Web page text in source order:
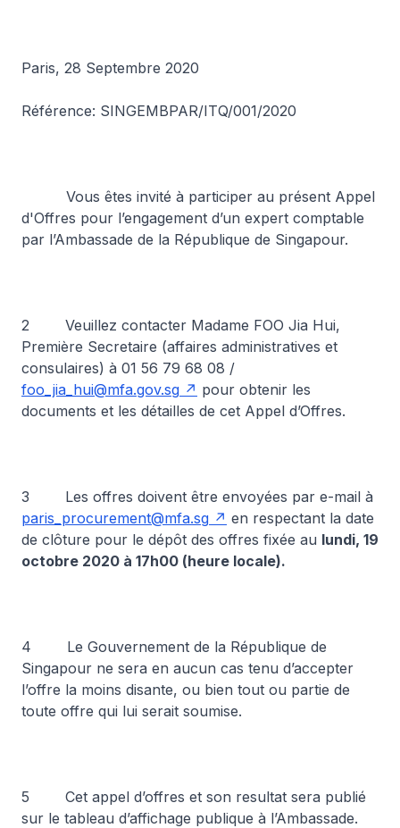
Paris, 28 Septembre 2020
Référence: SINGEMBPAR/ITQ/001/2020
Vous êtes invité à participer au présent Appel
d'Offres pour l’engagement d’un expert comptable
par l’Ambassade de la République de Singapour.
2 Veuillez contacter Madame FOO Jia Hui,
Première Secretaire (affaires administratives et
consulaires) à 01 56 79 68 08 /
foo_jia_hui@mfa.gov.sg
pour obtenir les
documents et les détailles de cet Appel d’Offres.
3 Les offres doivent être envoyées par e-mail à
paris_procurement@mfa.sg
en respectant la date
de clôture pour le dépôt des offres fixée au lundi, 19
octobre 2020 à 17h00 (heure locale).
4 Le Gouvernement de la République de
Singapour ne sera en aucun cas tenu d’accepter
l’offre la moins disante, ou bien tout ou partie de
toute offre qui lui serait soumise.
5 Cet appel d’offres et son resultat sera publié
sur le tableau d’affichage publique à l’Ambassade.